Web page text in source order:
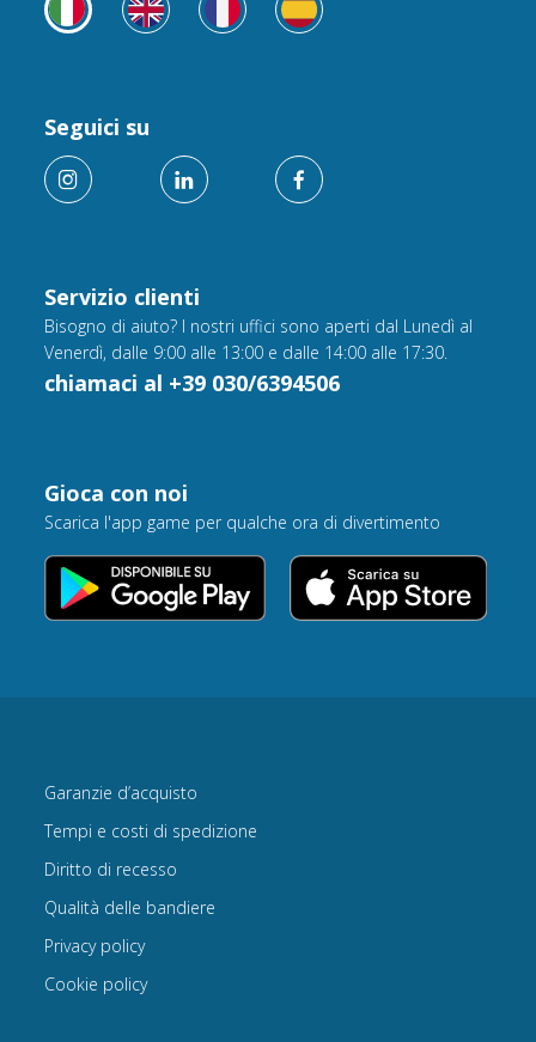
Servizio clienti
Bisogno di aiuto? I nostri uffici sono aperti dal Lunedì al
Venerdì, dalle 9:00 alle 13:00 e dalle 14:00 alle 17:30.
chiamaci al +39 030/6394506
Seguici su
Gioca con noi
Scarica l'app game per qualche ora di divertimento
Garanzie d’acquisto
Tempi e costi di spedizione
Diritto di recesso
Qualità delle bandiere
Privacy policy
Cookie policy